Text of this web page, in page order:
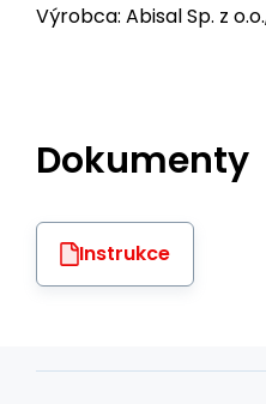
Výrobca: Abisal Sp. z
Dokumenty
Instrukce